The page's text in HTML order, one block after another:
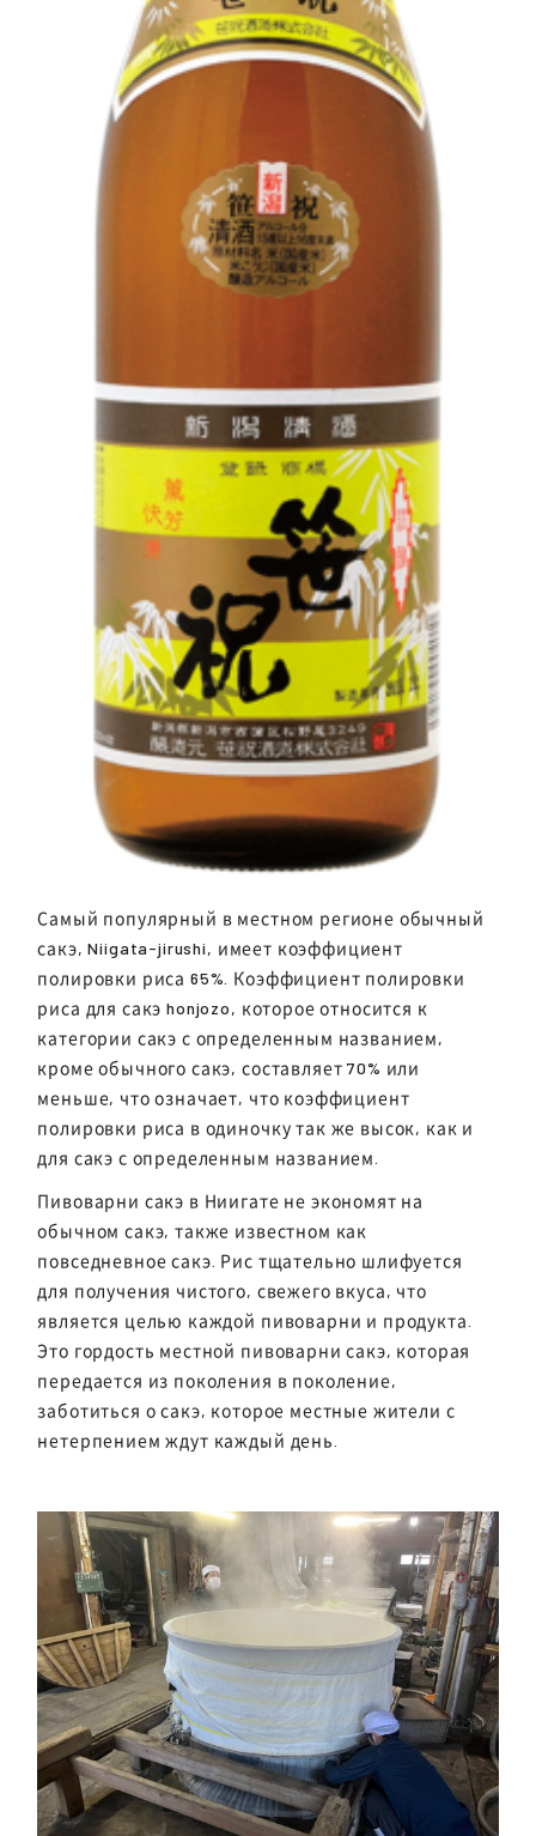
Самый популярный в местном регионе обычный
сакэ, Niigata-jirushi, имеет коэффициент
полировки риса 65%. Коэффициент полировки
риса для сакэ honjozo, которое относится к
категории сакэ с определенным названием,
кроме обычного сакэ, составляет 70% или
меньше, что означает, что коэффициент
полировки риса в одиночку так же высок, как и
для сакэ с определенным названием.
Пивоварни сакэ в Ниигате не экономят на
обычном сакэ, также известном как
повседневное сакэ. Рис тщательно шлифуется
для получения чистого, свежего вкуса, что
является целью каждой пивоварни и продукта.
Это гордость местной пивоварни сакэ, которая
передается из поколения в поколение,
заботиться о сакэ, которое местные жители с
нетерпением ждут каждый день.